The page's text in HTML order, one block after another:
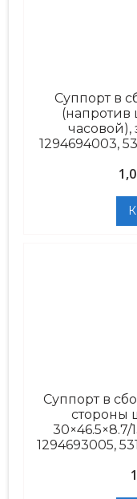
Суппорт в
(напротив
часовой),
1294694003,
Суппорт в
стороны
30×46.5×8.7/
1294693005,